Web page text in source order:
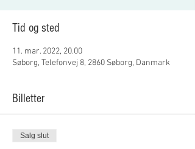
Tid og sted
11. mar. 2022, 20.00
Søborg, Telefonvej 8, 2860 Søborg, Danmark
Billetter
Salg slut